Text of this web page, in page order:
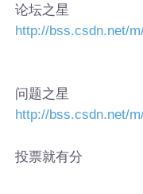
论坛之星
http://bss.csdn.net/
问题之星
http://bss.csdn.net/
投票就有分